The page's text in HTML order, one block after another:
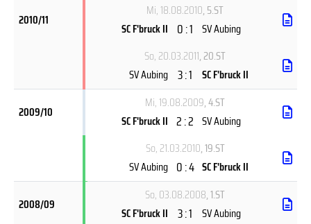
2010/11
Mi, 18.08.2010, 5.ST
SC F'bruck II 0 : 1 SV Aubing
So, 20.03.2011, 20.ST
SV Aubing 3 : 1 SC F'bruck II
2009/10
Mi, 19.08.2009, 4.ST
SC F'bruck II 2 : 2 SV Aubing
So, 21.03.2010, 19.ST
SV Aubing 0 : 4 SC F'bruck II
2008/09
So, 03.08.2008, 1.ST
SC F'bruck II 3 : 1 SV Aubing